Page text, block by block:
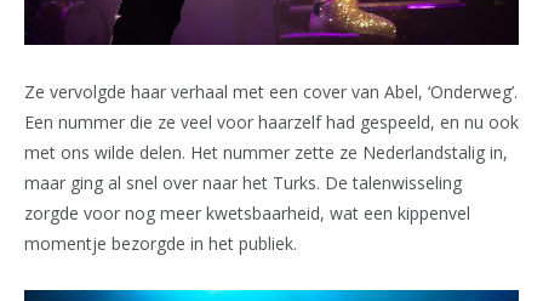
Ze vervolgde haar verhaal met een cover van Abel, ‘Onderweg’.
Een nummer die ze veel voor haarzelf had gespeeld, en nu ook
met ons wilde delen. Het nummer zette ze Nederlandstalig in,
maar ging al snel over naar het Turks. De talenwisseling
zorgde voor nog meer kwetsbaarheid, wat een kippenvel
momentje bezorgde in het publiek.